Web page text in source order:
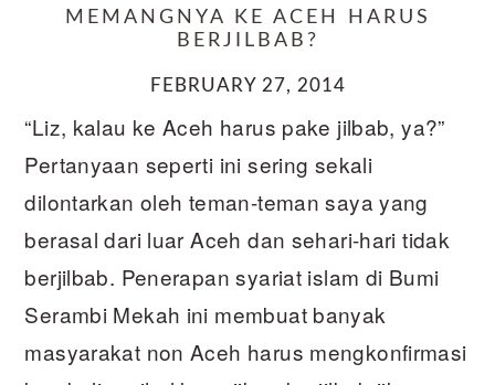
MEMANGNYA KE ACEH HARUS
BERJILBAB?
FEBRUARY 27, 2014
“Liz, kalau ke Aceh harus pake jilbab, ya?”
Pertanyaan seperti ini sering sekali
dilontarkan oleh teman-teman saya yang
berasal dari luar Aceh dan sehari-hari tidak
berjilbab. Penerapan syariat islam di Bumi
Serambi Mekah ini membuat banyak
masyarakat non Aceh harus mengkonfirmasi